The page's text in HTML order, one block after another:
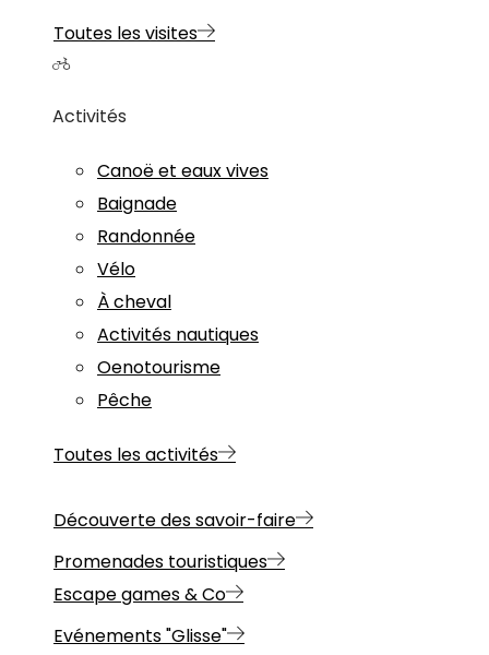
Toutes les visites
Activités
Canoë et eaux vives
Baignade
Randonnée
Vélo
À cheval
Activités nautiques
Oenotourisme
Pêche
Toutes les activités
Découverte des savoir-faire
Promenades touristiques
Escape games & Co
Evénements "Glisse"